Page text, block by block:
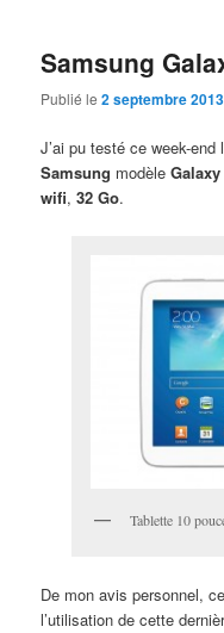
Samsung
Publié le2 septembre 2013
J’ai pu testé ce week-
Samsung modèle
wifi,32 Go.
Tablette 10
De mon avis personnel,
l’utilisation de cette